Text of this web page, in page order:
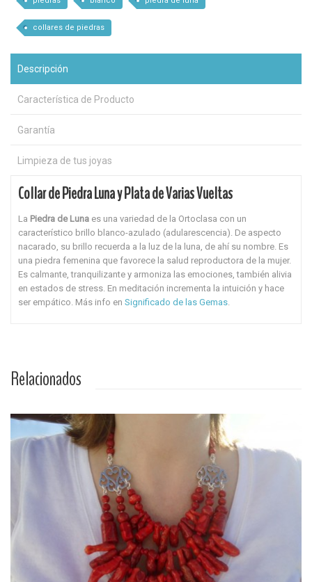
collares de piedras
Descripción
Característica de Producto
Garantía
Limpieza de tus joyas
Collar de Piedra Luna y Plata de Varias Vueltas
La Piedra de Luna es una variedad de la Ortoclasa con un
característico brillo blanco-azulado (adularescencia). De aspecto
nacarado, su brillo recuerda a la luz de la luna, de ahí su nombre. Es
una piedra femenina que favorece la salud reproductora de la mujer.
Es calmante, tranquilizante y armoniza las emociones, también alivia
en estados de stress. En meditación incrementa la intuición y hace
ser empático. Más info en Significado de las Gemas.
Relacionados